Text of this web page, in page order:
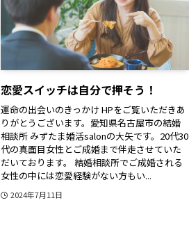
恋愛スイッチは自分で押そう！
運命の出会いのきっかけ HPをご覧いただきあ
りがとうございます。愛知県名古屋市の結婚
相談所 みずたま婚活salonの大矢です。20代30
代の真面目女性とご成婚まで伴走させていた
だいております。 結婚相談所でご成婚される
女性の中には恋愛経験がない方もい...
2024年7月11日